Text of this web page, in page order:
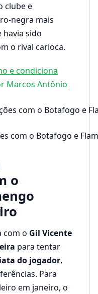
clube e
negra mais
havia sido
o rival carioca.
e condiciona
Marcos Antônio
com o Botafogo e
o
com o Gil Vicente
para tentar
do jogador,
Para
em janeiro, o